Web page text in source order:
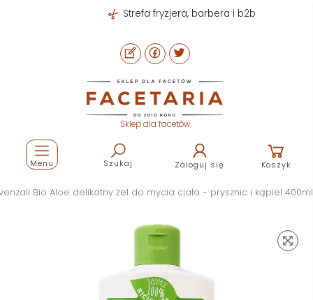
Strefa fryzjera, barbera i b2b
Sklep dla facetów
Szukaj Zaloguj się Koszyk
Menu
Bio Aloe delikatny żel do mycia ciała - prysznic i kąpiel 400ml